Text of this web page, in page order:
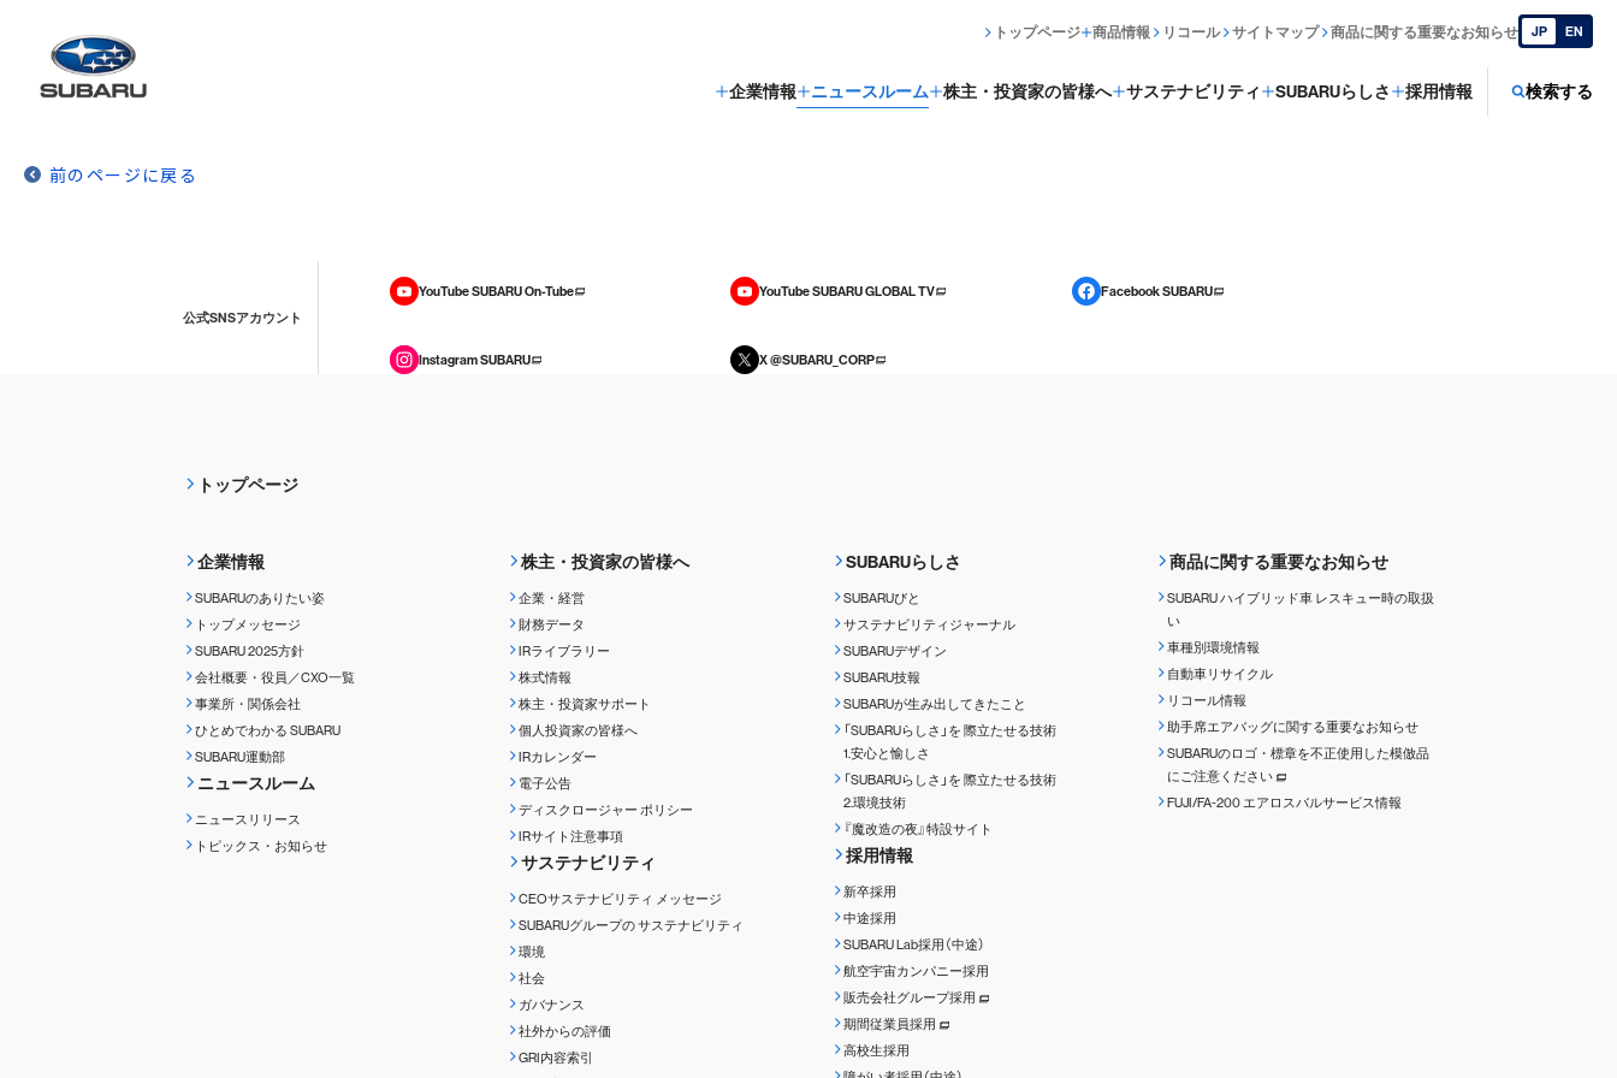
企業情報 ニュースルーム 株主・投資家の皆様へ サステナビリティ SUBARUらしさ 採用情報 検索する
トップページ 商品情報 リコール サイトマップ 商品に関する重要なお知らせ JP EN
前のページに戻る
公式SNSアカウント
YouTube SUBARU On-Tube YouTube SUBARU GLOBAL TV Facebook SUBARU
Instagram SUBARU X @SUBARU_CORP
トップページ
企業情報
SUBARUのありたい姿
トップメッセージ
SUBARU 2025方針
会社概要・役員／CXO一覧
事業所・関係会社
ひとめでわかる SUBARU
SUBARU運動部
ニュースルーム
ニュースリリース
トピックス・お知らせ
株主・投資家の皆様へ
企業・経営
財務データ
IRライブラリー
株式情報
株主・投資家サポート
個人投資家の皆様へ
IRカレンダー
電子公告
ディスクロージャーポリシー
IRサイト注意事項
サステナビリティ
CEOサステナビリティ メッセージ
SUBARUグループのサステナビリティ
環境
社会
ガバナンス
社外からの評価
GRI内容索引
SUBARUらしさ
SUBARUびと
サステナビリティジャーナル
SUBARUデザイン
SUBARU技報
SUBARUが生み出してきたこと
「SUBARUらしさ」を 際立たせる技術
1.安心と愉しさ
「SUBARUらしさ」を 際立たせる技術
2.環境技術
『魔改造の夜』特設サイト
採用情報
新卒採用
中途採用
SUBARU Lab採用（中途）
航空宇宙カンパニー採用
販売会社グループ採用
期間従業員採用
高校生採用
商品に関する重要なお知らせ
SUBARU ハイブリッド車 レスキュー時の取扱
い
車種別環境情報
自動車リサイクル
リコール情報
助手席エアバッグに関する重要なお知らせ
SUBARUのロゴ・標章を不正使用した模倣品
にご注意ください
FUJI/FA-200 エアロスバルサービス情報